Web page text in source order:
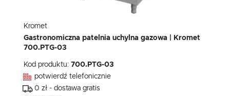
Kromet
Gastronomiczna patelnia uchylna gazowa | Kromet
700.PTG-03
Kod produktu: 700.PTG-03
potwierdź telefonicznie
0 zł - dostawa gratis